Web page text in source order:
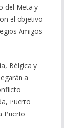
del Meta y
el objetivo
Amigos
Bélgica y
a
Puerto
Puerto